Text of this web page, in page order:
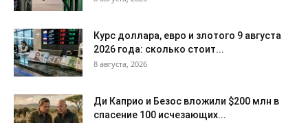
Курс доллара, евро и злотого 9 августа
2026 года: сколько стоит...
8 августа, 2026
Ди Каприо и Безос вложили $200 млн в
спасение 100 исчезающих...